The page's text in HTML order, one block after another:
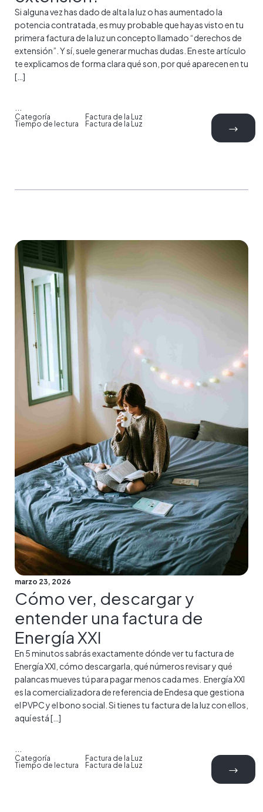
Si alguna vez has dado de alta la luz o has aumentado la
potencia contratada, es muy probable que hayas visto en tu
primera factura de la luz un concepto llamado “derechos de
extensión”. Y sí, suele generar muchas dudas. En este artículo
te explicamos de forma clara qué son, por qué aparecen en tu
[…]
Categoría
Factura de la Luz
Tiempo de lectura
Factura de la Luz
marzo 23, 2026
Cómo ver, descargar y
entender una factura de
Energía XXI
En 5 minutos sabrás exactamente dónde ver tu factura de
Energía XXI, cómo descargarla, qué números revisar y qué
palancas mueves tú para pagar menos cada mes. Energía XXI
es la comercializadora de referencia de Endesa que gestiona
el PVPC y el bono social. Si tienes tu factura de la luz con ellos,
aquí está […]
Categoría
Factura de la Luz
Tiempo de lectura
Factura de la Luz